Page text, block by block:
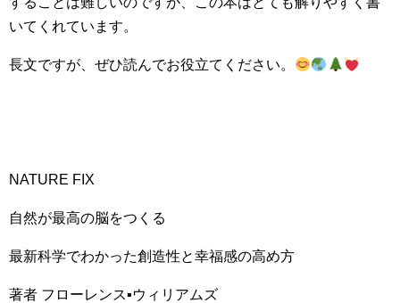
いてくれています。
長文ですが、ぜひ読んでお役立てください。
NATURE FIX
自然が最高の脳をつくる
最新科学でわかった創造性と幸福感の高め方
著者 フローレンス▪ウィリアムズ